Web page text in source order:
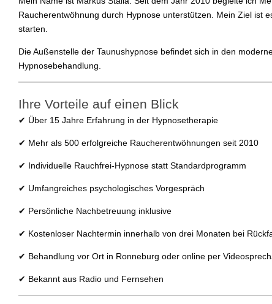
Raucherentwöhnung durch Hypnose unterstützen. Mein Ziel ist
starten.
Die Außenstelle der Taunushypnose befindet sich in den
Hypnosebehandlung.
Ihre Vorteile auf einen Blick
✔ Über 15 Jahre Erfahrung in der Hypnosetherapie
✔ Mehr als 500 erfolgreiche Raucherentwöhnungen seit 2010
✔ Individuelle Rauchfrei-Hypnose statt Standardprogramm
✔ Umfangreiches psychologisches Vorgespräch
✔ Persönliche Nachbetreuung inklusive
✔ Kostenloser Nachtermin innerhalb von drei Monaten bei
✔ Behandlung vor Ort in Ronneburg oder online per
✔ Bekannt aus Radio und Fernsehen